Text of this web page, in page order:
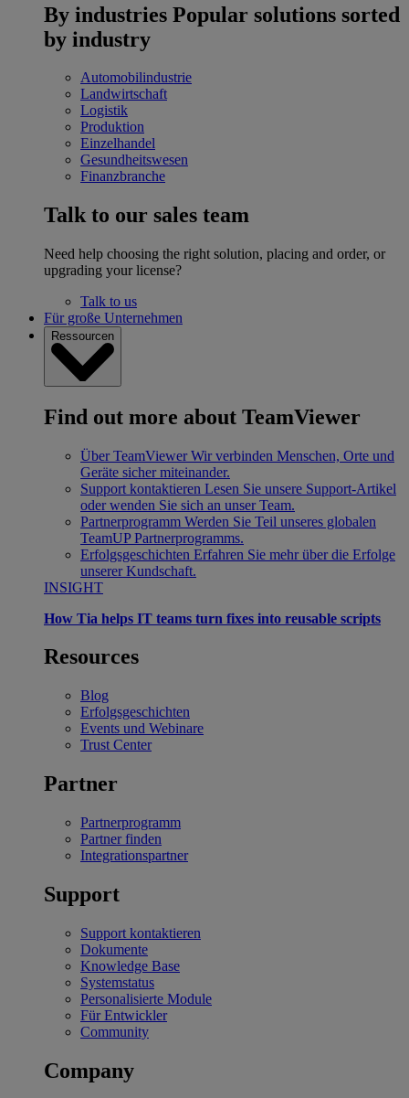
By industries Popular solutions sorted
by industry
Automobilindustrie
Landwirtschaft
Logistik
Produktion
Einzelhandel
Gesundheitswesen
Finanzbranche
Talk to our sales team
Need help choosing the right solution, placing and order, or
upgrading your license?
Talk to us
Für große Unternehmen
Ressourcen
Find out more about TeamViewer
Über TeamViewer Wir verbinden Menschen, Orte und
Geräte sicher miteinander.
Support kontaktieren Lesen Sie unsere Support-Artikel
oder wenden Sie sich an unser Team.
Partnerprogramm Werden Sie Teil unseres globalen
TeamUP Partnerprogramms.
Erfolgsgeschichten Erfahren Sie mehr über die Erfolge
unserer Kundschaft.
INSIGHT
How Tia helps IT teams turn fixes into reusable scripts
Resources
Blog
Erfolgsgeschichten
Events und Webinare
Trust Center
Partner
Partnerprogramm
Partner finden
Integrationspartner
Support
Support kontaktieren
Dokumente
Knowledge Base
Systemstatus
Personalisierte Module
Für Entwickler
Community
Company